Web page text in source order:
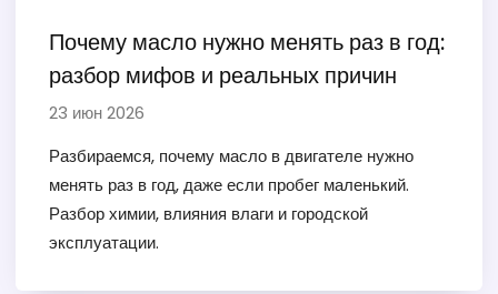
Почему масло нужно менять раз в год:
разбор мифов и реальных причин
23 июн 2026
Разбираемся, почему масло в двигателе нужно
менять раз в год, даже если пробег маленький.
Разбор химии, влияния влаги и городской
эксплуатации.